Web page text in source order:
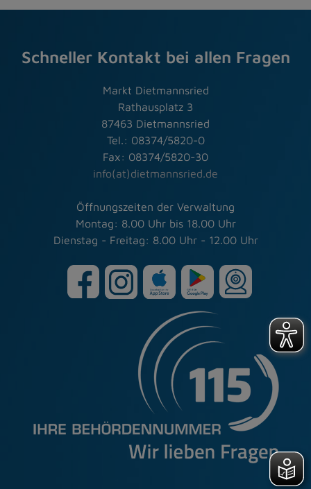
Schneller Kontakt bei allen Fragen
Markt Dietmannsried
Rathausplatz 3
87463 Dietmannsried
Tel.: 08374/5820-0
Fax: 08374/5820-30
info(at)dietmannsried.de
Öffnungszeiten der Verwaltung
Montag: 8.00 Uhr bis 18.00 Uhr
Dienstag - Freitag: 8.00 Uhr - 12.00 Uhr